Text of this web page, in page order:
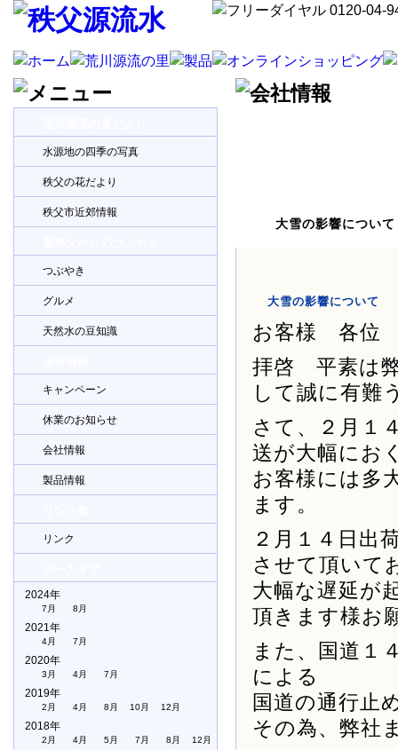
水源地の四季の写真
秩父の花だより
秩父市近郊情報
つぶやき
グルメ
天然水の豆知識
キャンペーン
休業のお知らせ
会社情報
製品情報
リンク
2024年
7月 8月
2021年
4月 7月
2020年
3月 4月 7月
2019年
2月 4月 8月 10月 12月
2018年
2月 4月 5月 7月 8月 12月
大雪の影響について
大雪の影響について
お客様 各位
拝啓 平素は
して誠に有難
さて、２月１
送が大幅にお
お客様には多
ます。
２月１４日出
させて頂いて
大幅な遅延が
頂きます様お
また、国道１
による
国道の通行止
その為、弊社